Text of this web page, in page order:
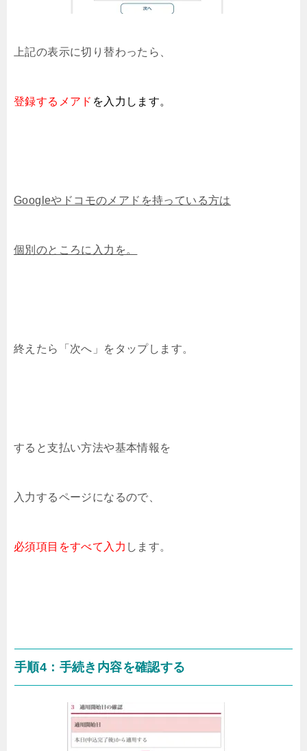
上記の表示に切り替わったら、
登録するメアド を入力します。
Googleやドコモのメアドを持っている方は
個別のところに入力を。
終えたら「次へ」をタップします。
すると支払い方法や基本情報を
入力するページになるので、
必須項目をすべて入力 します。
手順4：手続き内容を確認する